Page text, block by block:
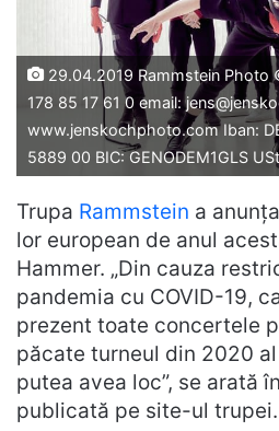
29.04.2019 Rammstein Photo
178 85 17 61 0 email:
www.jenskochphoto.com Iban:
5889 00 BIC: GENODEM1GLS
Trupa Rammstein a
lor european de anul
Hammer. „Din cauza
pandemia cu COVID-19,
prezent toate concertele
păcate turneul din 2020
putea avea loc”, se arată
publicată pe site-ul trupei.